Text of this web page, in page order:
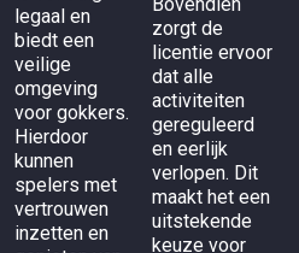
legaal en
biedt een
veilige
omgeving
voor gokkers.
Hierdoor
kunnen
spelers met
vertrouwen
inzetten en
zorgt de
licentie ervoor
dat alle
activiteiten
gereguleerd
en eerlijk
verlopen. Dit
maakt het een
uitstekende
keuze voor